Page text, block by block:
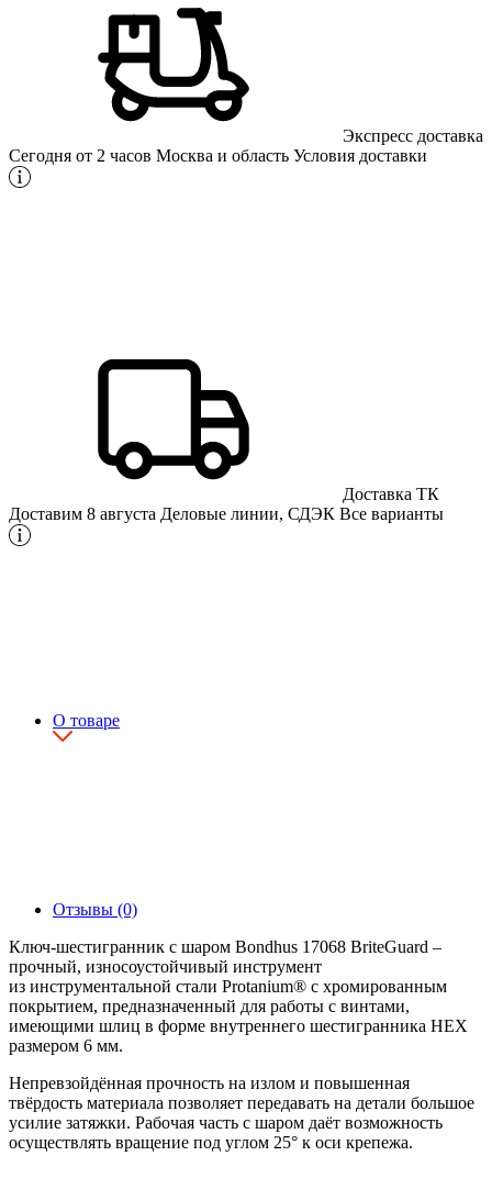
Экспресс доставка
Сегодня от 2 часов Москва и область Условия доставки
Доставка ТК
Доставим 8 августа Деловые линии, СДЭК Все варианты
О товаре
Отзывы (0)
Ключ-шестигранник с шаром Bondhus 17068 BriteGuard –
прочный, износоустойчивый инструмент
из инструментальной стали Protanium® с хромированным
покрытием, предназначенный для работы с винтами,
имеющими шлиц в форме внутреннего шестигранника HEX
размером 6 мм.
Непревзойдённая прочность на излом и повышенная
твёрдость материала позволяет передавать на детали большое
усилие затяжки. Рабочая часть с шаром даёт возможность
осуществлять вращение под углом 25° к оси крепежа.